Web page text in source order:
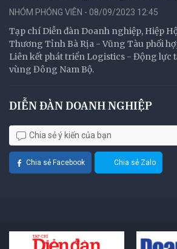
NHÓM PHÓNG VIÊN - 08/09/2023 12:45
Tạp chí Diễn đàn Doanh nghiệp, Hiệp
Thương Tỉnh Bà Rịa - Vũng Tàu phối
Liên kết phát triển Logistics - Động lực
vùng Đông Nam Bộ.
DIỄN ĐÀN DOANH NGHIỆP
Chia sẻ ý kiến của bạn
Chia sẻ Facebook Chia sẻ Zalo